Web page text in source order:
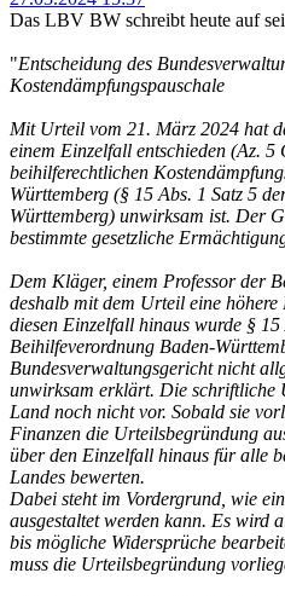
Das LBV BW schreibt heute auf
"Entscheidung des
Kostendämpfungspauschale
Mit Urteil vom 21. März 2024 hat
einem Einzelfall entschieden (Az. 5
beihilferechtlichen
Württemberg (§ 15 Abs. 1 Satz 5
Württemberg) unwirksam ist. Der
bestimmte gesetzliche
Dem Kläger, einem Professor der
deshalb mit dem Urteil eine
diesen Einzelfall hinaus wurde § 15
Beihilfeverordnung Baden-
Bundesverwaltungsgericht nicht
unwirksam erklärt. Die schriftliche
Land noch nicht vor. Sobald sie
Finanzen die Urteilsbegründung
über den Einzelfall hinaus für alle
Landes bewerten.
Dabei steht im Vordergrund, wie
ausgestaltet werden kann. Es wird
bis mögliche Widersprüche
muss die Urteilsbegründung